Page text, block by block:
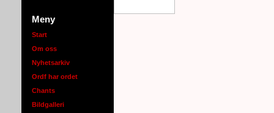
Meny
Start
Om oss
Nyhetsarkiv
Ordf har ordet
Chants
Bildgalleri